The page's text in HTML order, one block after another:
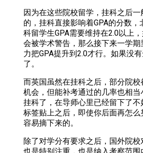
因为在这些院校留学，挂科之后
的，挂科直接影响着GPA的分数
科留学生GPA需要维持在2.0以上
会被学术警告，那么接下来一学
力把GPA提升到2.0才行。如果没
了。
而英国虽然在挂科之后，部分院
机会，但能补考通过的几率也相
挂科了，在导师心里已经留下了不
标签贴上之后，即使你后面再怎
容易摘下来的。
除了对学分有要求之后，国外院